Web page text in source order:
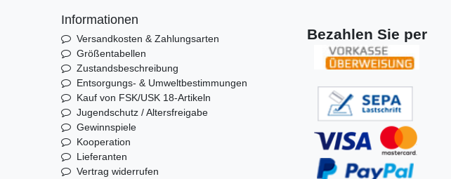
Informationen
Versandkosten & Zahlungsarten
Größentabellen
Zustandsbeschreibung
Entsorgungs- & Umweltbestimmungen
Kauf von FSK/USK 18-Artikeln
Jugendschutz / Altersfreigabe
Gewinnspiele
Kooperation
Lieferanten
Vertrag widerrufen
Bezahlen Sie per